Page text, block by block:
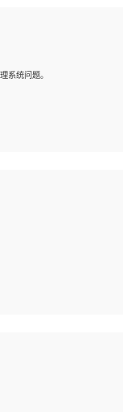
；熟练使用PPT、
编写能力，能独立撰写
件进行展示。
系统问题。